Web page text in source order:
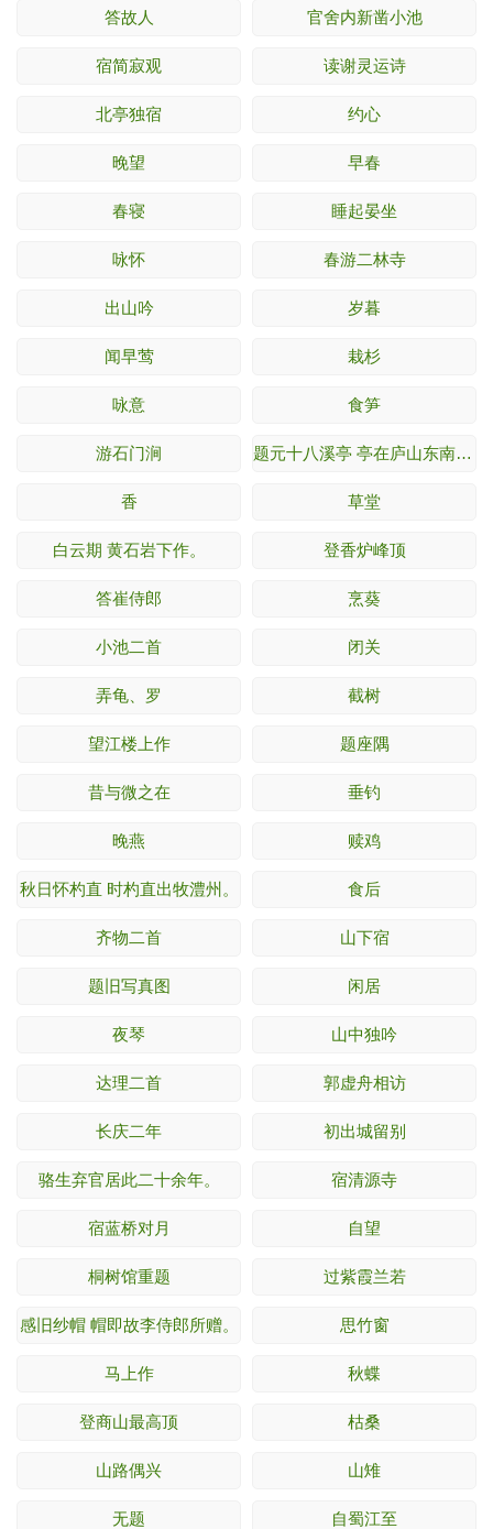
答故人 官舍内新凿小池
宿简寂观 读谢灵运诗
北亭独宿 约心
晚望 早春
春寝 睡起晏坐
咏怀 春游二林寺
出山吟 岁暮
闻早莺 栽杉
咏意 食笋
游石门涧 题元十八溪亭 亭在庐山东南五老峰下。
香 草堂
白云期 黄石岩下作。 登香炉峰顶
答崔侍郎 烹葵
小池二首 闭关
弄龟、罗 截树
望江楼上作 题座隅
昔与微之在 垂钓
晚燕 赎鸡
秋日怀杓直 时杓直出牧澧州。 食后
齐物二首 山下宿
题旧写真图 闲居
夜琴 山中独吟
达理二首 郭虚舟相访
长庆二年 初出城留别
骆生弃官居此二十余年。 宿清源寺
宿蓝桥对月 自望
桐树馆重题 过紫霞兰若
感旧纱帽 帽即故李侍郎所赠。 思竹窗
马上作 秋蝶
登商山最高顶 枯桑
山路偶兴 山雉
无题 自蜀江至